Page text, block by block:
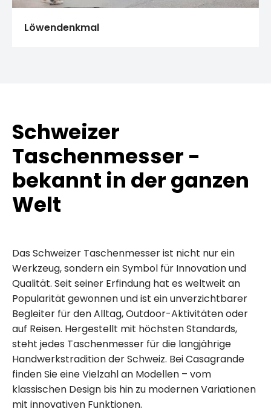
Löwendenkmal
Schweizer
Taschenmesser -
bekannt in der ganzen
Welt
Das Schweizer Taschenmesser ist nicht nur ein
Werkzeug, sondern ein Symbol für Innovation und
Qualität. Seit seiner Erfindung hat es weltweit an
Popularität gewonnen und ist ein unverzichtbarer
Begleiter für den Alltag, Outdoor-Aktivitäten oder
auf Reisen. Hergestellt mit höchsten Standards,
steht jedes Taschenmesser für die langjährige
Handwerkstradition der Schweiz. Bei Casagrande
finden Sie eine Vielzahl an Modellen – vom
klassischen Design bis hin zu modernen Variationen
mit innovativen Funktionen.